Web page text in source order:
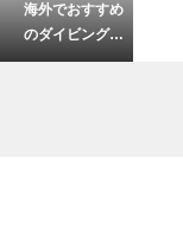
海外でおすすめ
のダイビングリ
ゾート！一生に